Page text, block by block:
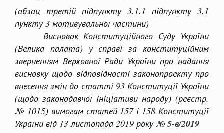
(абзац третій підпункту 3.1.1 підпункту 3.1
пункту 3 мотивувальної частини)
Висновок Конституційного Суду України
(Велика палата) у справі за конституційним
зверненням Верховної Ради України про надання
висновку щодо відповідності законопроекту про
внесення змін до статті 93 Конституції України
(щодо законодавчої ініціативи народу) (реєстр.
№ 1015) вимогам статей 157 і 158 Конституції
України від 13 листопада 2019 року№ 5-в/2019